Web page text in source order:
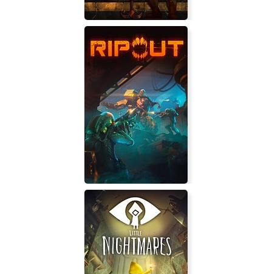
War for the Overworld